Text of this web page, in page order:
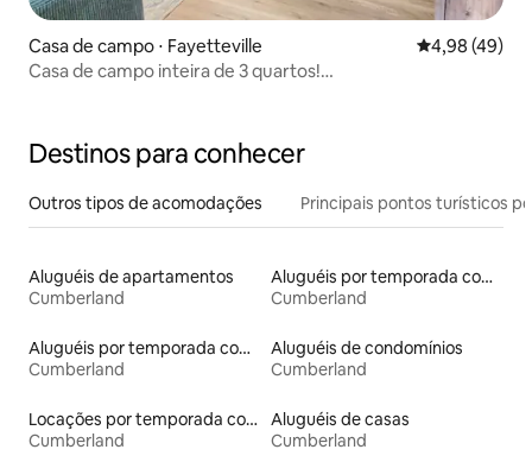
Casa de campo ⋅ Fayetteville 4,98 de uma
4,98 (49)
Casa de campo inteira de 3 quartos!
Destinos para conhecer
Outros tipos de acomodações Principais pontos turísticos
Aluguéis de apartamentos
Cumberland
Aluguéis por temporada com acesso ao lago
Cumberland
Aluguéis por temporada com suítes privativas
Cumberland
Aluguéis de condomínios
Cumberland
Locações por temporada com piscina
Cumberland
Aluguéis de casas
Cumberland